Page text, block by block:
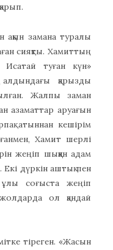
ақын замана туралы
сияқты. Хамиттың
туған күн»
қарызды
Жалпы заман
азаматтар аруағын
атыннан кешірім
Хамит шерлі
жеңіп шыққан адам
Екі дүркін аштық пен
ұлы соғыста жеңіп
ол қандай
тіреген. «Жасын